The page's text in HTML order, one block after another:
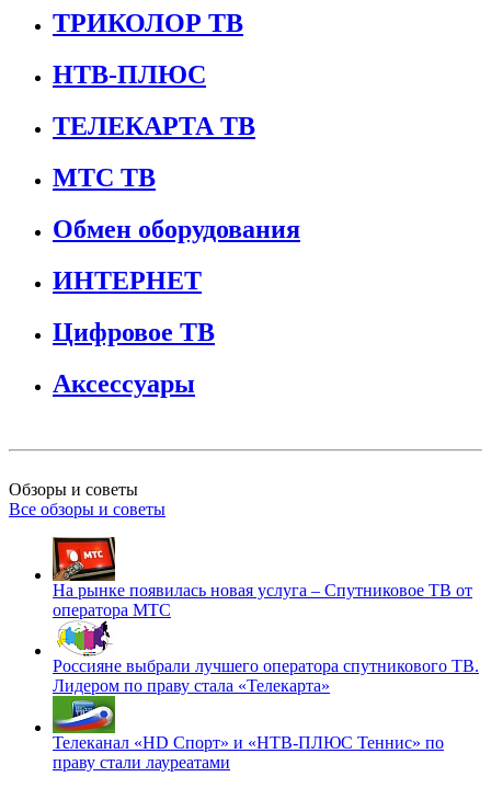
ТРИКОЛОР ТВ
НТВ-ПЛЮС
ТЕЛЕКАРТА ТВ
МТС ТВ
Обмен оборудования
ИНТЕРНЕТ
Цифровое ТВ
Аксессуары
Обзоры и советы
Все обзоры и советы
На рынке появилась новая услуга – Спутниковое ТВ от
оператора МТС
Россияне выбрали лучшего оператора спутникового ТВ.
Лидером по праву стала «Телекарта»
Телеканал «HD Спорт» и «НТВ-ПЛЮС Теннис» по
праву стали лауреатами